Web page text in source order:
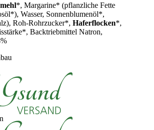
*, Margarine* (pflanzliche Fette
Wasser, Sonnenblumenöl*,
Roh-Rohrzucker*, Haferflocken*,
Backtriebmittel Natron,